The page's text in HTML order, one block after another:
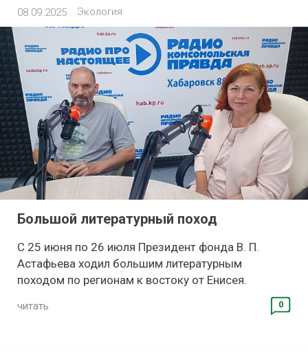
08.09.2025 Экология
Большой литературный поход
С 25 июня по 26 июля Президент фонда В. П.
Астафьева ходил большим литературным
походом по регионам к востоку от Енисея.
читать 0